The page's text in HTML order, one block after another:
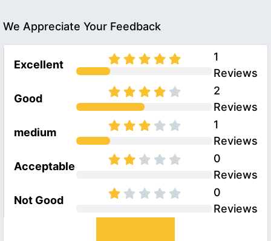
We Appreciate Your Feedback
Excellent
1
Reviews
Good
2
Reviews
medium
1
Reviews
Acceptable
0
Reviews
Not Good
0
Reviews